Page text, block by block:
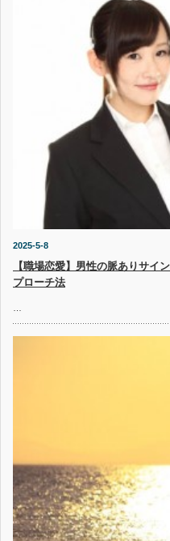
2025-5-8
【職場恋愛】男性の脈ありサイ
プローチ法